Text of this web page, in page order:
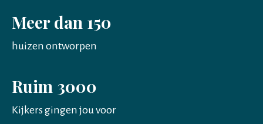
Meer dan 150
huizen ontworpen
Ruim 3000
Kijkers gingen jou voor